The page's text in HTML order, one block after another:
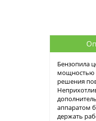
Бензопила
мощностью
решения
аппаратом
держать